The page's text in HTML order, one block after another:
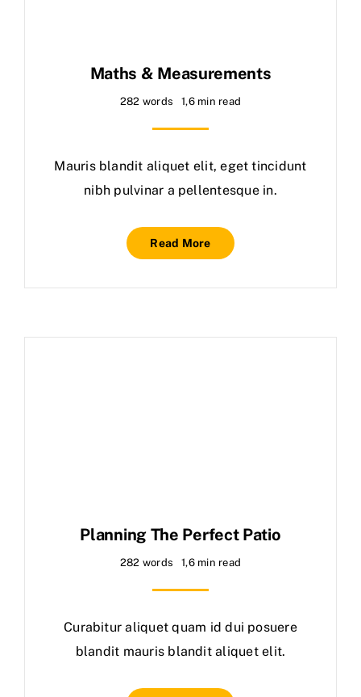
Maths & Measurements
282 words 1,6 min read
Mauris blandit aliquet elit, eget tincidunt
nibh pulvinar a pellentesque in.
Read More
Planning The Perfect Patio
282 words 1,6 min read
Curabitur aliquet quam id dui posuere
blandit mauris blandit aliquet elit.